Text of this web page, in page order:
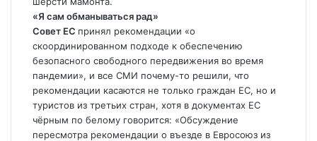
«Я сам обманываться рад»
Совет ЕС принял рекомендации «о
скоординированном подходе к обеспечению
безопасного свободного передвижения во время
пандемии», и все СМИ почему-то решили, что
рекомендации касаются не только граждан ЕС, но и
туристов из третьих стран, хотя в документах ЕС
чёрным по белому говорится: «Обсуждение
пересмотра рекомендации о въезде в Евросоюз из